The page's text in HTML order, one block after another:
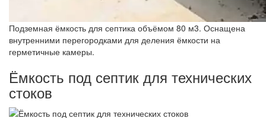
Подземная ёмкость для септика объёмом 80 м3. Оснащена
внутренними перегородками для деления ёмкости на
герметичные камеры.
Ёмкость под септик для технических
стоков